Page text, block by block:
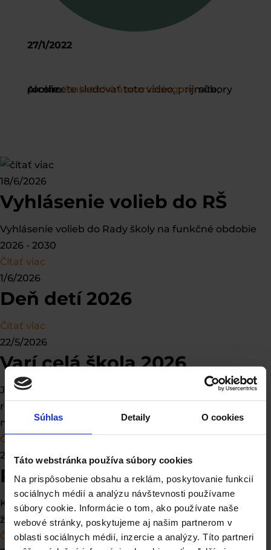
Súhlas Detaily O cookies
Táto webstránka používa súbory cookies
Na prispôsobenie obsahu a reklám, poskytovanie funkcií
sociálnych médií a analýzu návštevnosti používame
súbory cookie. Informácie o tom, ako používate naše
webové stránky, poskytujeme aj našim partnerom v
oblasti sociálnych médií, inzercie a analýzy. Títo partneri
27/1/2022
Ak chcete sledovať toto video, prijmite, prosímštatistické a marketingové
súbory cookie.
18/6/2026
Vyhlásenie volieb do RŠ
Vyhlásenie volieb do Rady školy na funkčné obdobie
2026 - 2030
Čítať viac
1/6/2026
Deň detí 2026
Čítať viac
22/5/2026
Varí celá škola 2026
Jedna z najobľúbenejších školských aktivít opäť
rozvoňala celú školu. Totálny školský gastro zážitok. A
nikto neodíšiel nalačno. 👩🏻‍🍳🧑🏼‍🍳
Čítať viac
20/5/2026
Projektový deň „Včela“
Každoročná ukážka ročníkových projektov našich
žiakov. Tento rok na tému VČELA. 🐝🍯
Čítať viac